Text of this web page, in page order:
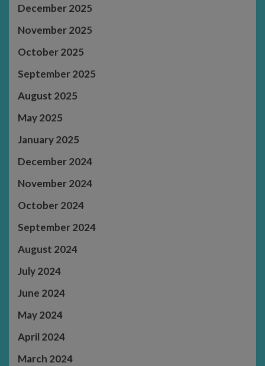
December 2025
November 2025
October 2025
September 2025
August 2025
May 2025
January 2025
December 2024
November 2024
October 2024
September 2024
August 2024
July 2024
June 2024
May 2024
April 2024
March 2024